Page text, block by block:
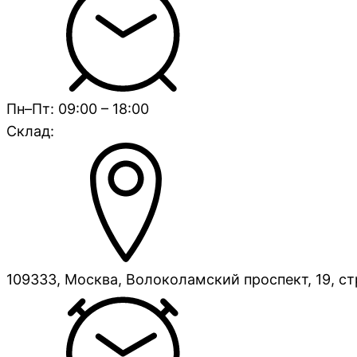
Пн–Пт: 09:00 – 18:00
Склад:
109333, Москва, Волоколамский проспект, 19,